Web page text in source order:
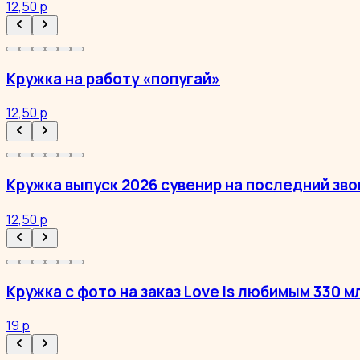
12,50 р
Кружка на работу «попугай»
12,50 р
Кружка выпуск 2026 сувенир на последний
12,50 р
Кружка с фото на заказ Love is любимым 330
19 р